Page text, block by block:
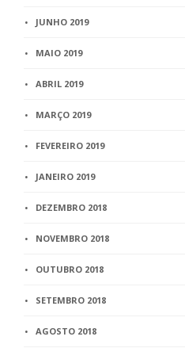
JUNHO 2019
MAIO 2019
ABRIL 2019
MARÇO 2019
FEVEREIRO 2019
JANEIRO 2019
DEZEMBRO 2018
NOVEMBRO 2018
OUTUBRO 2018
SETEMBRO 2018
AGOSTO 2018